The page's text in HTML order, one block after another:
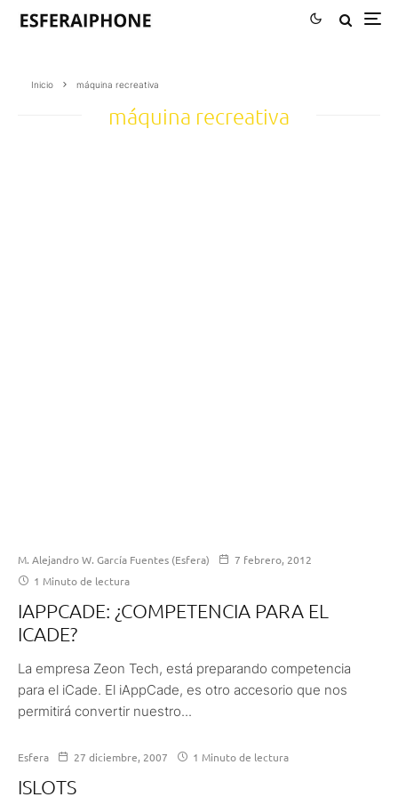
Inicio máquina recreativa
máquina recreativa
M. Alejandro W. García Fuentes (Esfera)
7 febrero, 2012
1 Minuto de lectura
IAPPCADE: ¿COMPETENCIA PARA EL
ICADE?
La empresa Zeon Tech, está preparando competencia
para el iCade. El iAppCade, es otro accesorio que nos
permitirá convertir nuestro...
Esfera 27 diciembre, 2007 1 Minuto de lectura
ISLOTS